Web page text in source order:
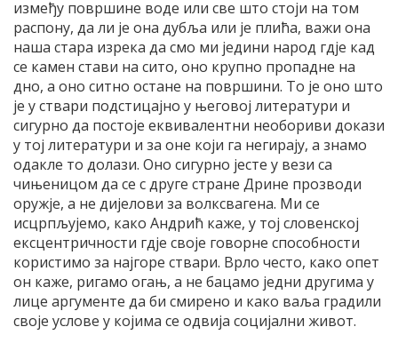
између површине воде или све што стоји на том
распону, да ли је она дубља или је плића, важи она
наша стара изрека да смо ми једини народ гдје кад
се камен стави на сито, оно крупно пропадне на
дно, а оно ситно остане на површини. То је оно што
је у ствари подстицајно у његовој литератури и
сигурно да постоје еквивалентни необориви докази
у тој литератури и за оне који га негирају, а знамо
одакле то долази. Оно сигурно јесте у вези са
чињеницом да се с друге стране Дрине прозводи
оружје, а не дијелови за волксвагена. Ми се
исцрпљујемо, како Андрић каже, у тој словенској
ексцентричности гдје своје говорне способности
користимо за најгоре ствари. Врло често, како опет
он каже, ригамо огањ, а не бацамо једни другима у
лице аргументе да би смирено и како ваља градили
своје услове у којима се одвија социјални живот.